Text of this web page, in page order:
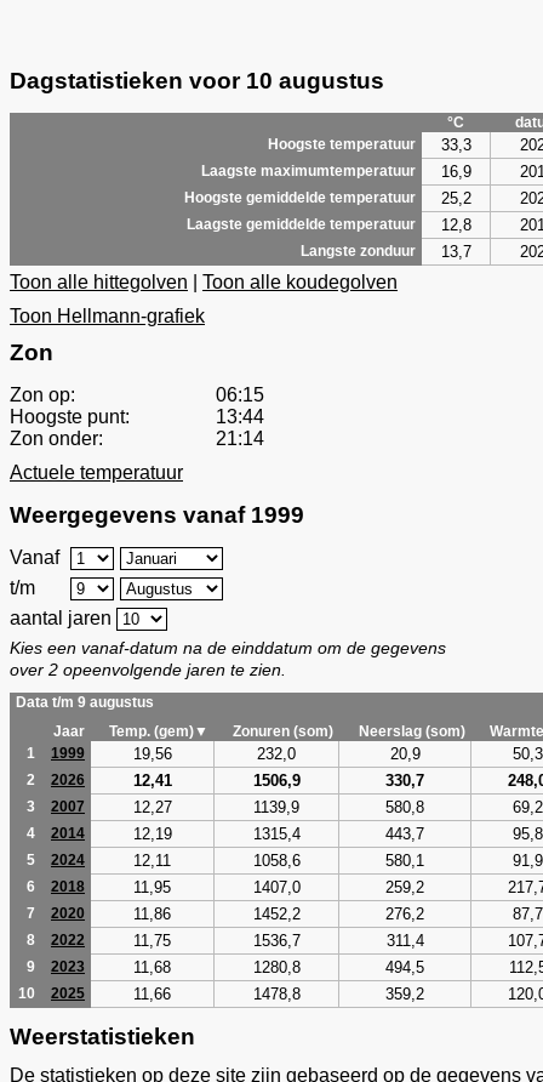
Dagstatistieken voor 10 augustus
°C
Hoogste temperatuur
33,3
Laagste maximumtemperatuur 16,9
Hoogste gemiddelde temperatuur 25,2
Laagste gemiddelde temperatuur 12,8
Langste zonduur 13,7
Toon alle hittegolven
Toon alle koudegolven
Toon Hellmann-grafiek
Zon
Zon op:
06:15
Hoogste punt:
13:44
Zon onder:
21:14
Actuele temperatuur
Weergegevens vanaf 1999
Vanaf
t/m
aantal jaren
Kies een vanaf-datum na de einddatum om de gegevens
over 2 opeenvolgende jaren te zien.
Data t/m 9 augustus
Jaar
Temp. (gem)▼ Zonuren (som) Neerslag (som)
1
1999 19,56 232,0 20,9 50,3
2 2026 12,41 1506,9 330,7
3 2007 12,27 1139,9 580,8 69,2
4 2014 12,19 1315,4 443,7 95,8
5 2024 12,11 1058,6 580,1 91,9
6 2018 11,95 1407,0 259,2
7 2020 11,86 1452,2 276,2 87,7
8 2022 11,75 1536,7 311,4
9 2023 11,68 1280,8 494,5
10 2025 11,66 1478,8 359,2
Weerstatistieken
De statistieken op deze site zijn gebaseerd op de gegevens